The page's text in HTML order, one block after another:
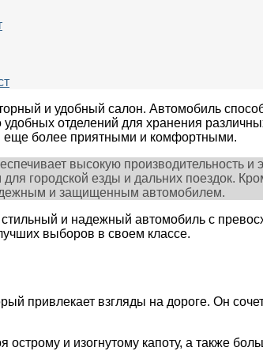
и удобный салон. Автомобиль
отделений для хранения
еще более приятными и комфортными.
высокую производительность и
городской езды и дальних поездок.
и защищенным автомобилем.
и надежный автомобиль с
выборов в своем классе.
привлекает взгляды на дороге. Он
острому и изогнутому капоту, а также